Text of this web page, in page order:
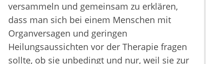
versammeln und gemeinsam zu erklären,
dass man sich bei einem Menschen mit
Organversagen und geringen
Heilungsaussichten vor der Therapie fragen
sollte, ob sie unbedingt und nur, weil sie zur